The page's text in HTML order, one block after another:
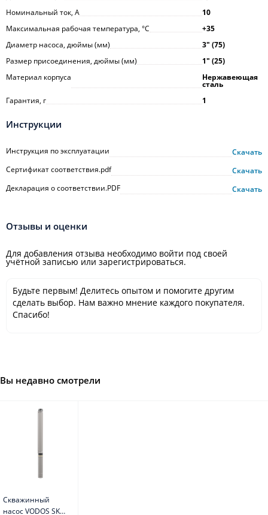
Номинальный ток, А
10
Максимальная рабочая температура, °С
+35
Диаметр насоса, дюймы (мм)
3ʺ (75)
Размер присоединения, дюймы (мм)
1ʺ (25)
Материал корпуса
Нержавеющая
сталь
Гарантия, г
1
Инструкции
Инструкция по эксплуатации
Скачать
Сертификат соответствия.pdf
Скачать
Декларация о соответствии.PDF
Скачать
Отзывы и оценки
Для добавления отзыва необходимо войти под своей
учётной записью или зарегистрироваться.
Будьте первым! Делитесь опытом и помогите другим
сделать выбор. Нам важно мнение каждого покупателя.
Спасибо!
Вы недавно смотрели
Скважинный
насос VODOS SKU